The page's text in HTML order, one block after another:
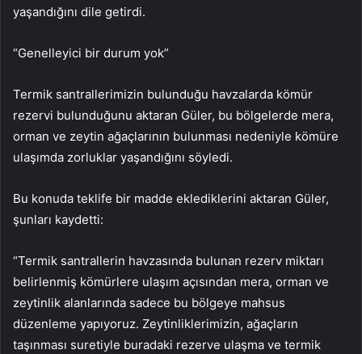
yaşandığını dile getirdi.
“Genelleyici bir durum yok”
Termik santrallerimizin bulunduğu havzalarda kömür
rezervi bulunduğunu aktaran Güler, bu bölgelerde mera,
orman ve zeytin ağaçlarının bulunması nedeniyle kömüre
ulaşımda zorluklar yaşandığını söyledi.
Bu konuda teklife bir madde eklediklerini aktaran Güler,
şunları kaydetti:
“Termik santrallerin havzasında bulunan rezerv miktarı
belirlenmiş kömürlere ulaşım açısından mera, orman ve
zeytinlik alanlarında sadece bu bölgeye mahsus
düzenleme yapıyoruz. Zeytinliklerimizin, ağaçların
taşınması suretiyle buradaki rezerve ulaşma ve termik